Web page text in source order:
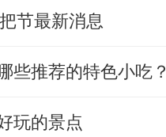
节最新消息
些推荐的特色小吃？
玩的景点